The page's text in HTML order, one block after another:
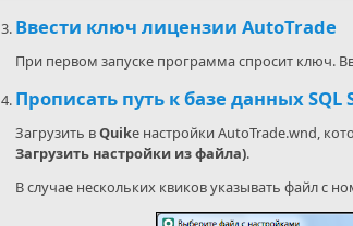
Ввести ключ лицензии AutoTrade
При первом запуске программа спросит ключ.
Прописать путь к базе данных SQL
Загрузить вQuikе настройки AutoTrade.wnd,
Загрузить настройки из файла).
В случае нескольких квиков указывать файл с